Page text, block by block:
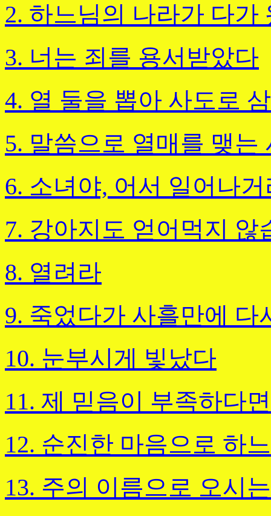
2. 하느님의 나라가 다가
3. 너는 죄를 용서받았다
4. 열 둘을 뽑아 사도로
5. 말씀으로 열매를 맺는
6. 소녀야, 어서 일어나거
7. 강아지도 얻어먹지 않
8. 열려라
9. 죽었다가 사흘만에 다
10. 눈부시게 빛났다
11. 제 믿음이 부족하다
12. 순진한 마음으로 하
13. 주의 이름으로 오시